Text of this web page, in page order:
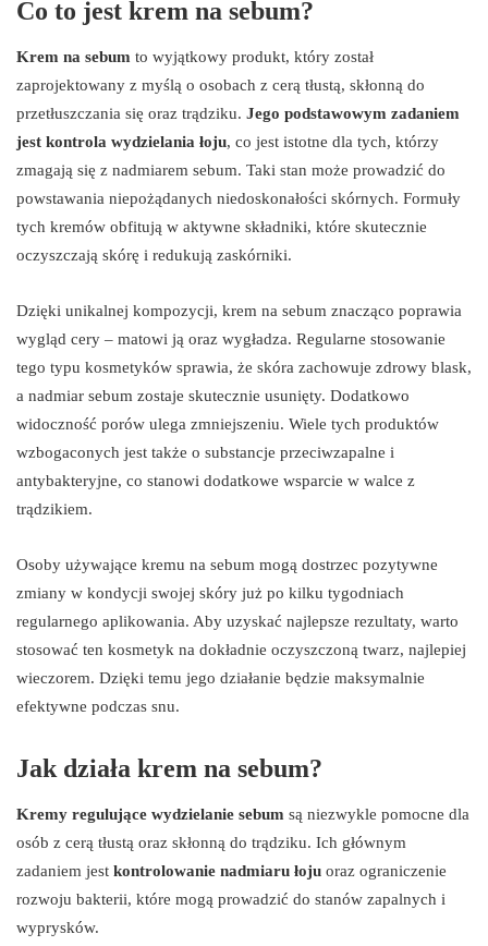
Co to jest krem na sebum?
Krem na sebum to wyjątkowy produkt, który został
zaprojektowany z myślą o osobach z cerą tłustą, skłonną do
przetłuszczania się oraz trądziku. Jego podstawowym zadaniem
jest kontrola wydzielania łoju, co jest istotne dla tych, którzy
zmagają się z nadmiarem sebum. Taki stan może prowadzić do
powstawania niepożądanych niedoskonałości skórnych. Formuły
tych kremów obfitują w aktywne składniki, które skutecznie
oczyszczają skórę i redukują zaskórniki.
Dzięki unikalnej kompozycji, krem na sebum znacząco poprawia
wygląd cery – matowi ją oraz wygładza. Regularne stosowanie
tego typu kosmetyków sprawia, że skóra zachowuje zdrowy blask,
a nadmiar sebum zostaje skutecznie usunięty. Dodatkowo
widoczność porów ulega zmniejszeniu. Wiele tych produktów
wzbogaconych jest także o substancje przeciwzapalne i
antybakteryjne, co stanowi dodatkowe wsparcie w walce z
trądzikiem.
Osoby używające kremu na sebum mogą dostrzec pozytywne
zmiany w kondycji swojej skóry już po kilku tygodniach
regularnego aplikowania. Aby uzyskać najlepsze rezultaty, warto
stosować ten kosmetyk na dokładnie oczyszczoną twarz, najlepiej
wieczorem. Dzięki temu jego działanie będzie maksymalnie
efektywne podczas snu.
Jak działa krem na sebum?
Kremy regulujące wydzielanie sebum są niezwykle pomocne dla
osób z cerą tłustą oraz skłonną do trądziku. Ich głównym
zadaniem jest kontrolowanie nadmiaru łoju oraz ograniczenie
rozwoju bakterii, które mogą prowadzić do stanów zapalnych i
wyprysków.